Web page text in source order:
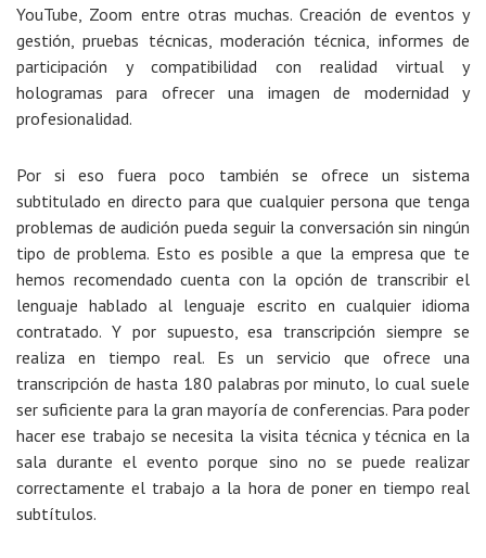
YouTube, Zoom entre otras muchas. Creación de eventos y
gestión, pruebas técnicas, moderación técnica, informes de
participación y compatibilidad con realidad virtual y
hologramas para ofrecer una imagen de modernidad y
profesionalidad.
Por si eso fuera poco también se ofrece un sistema
subtitulado en directo para que cualquier persona que tenga
problemas de audición pueda seguir la conversación sin ningún
tipo de problema. Esto es posible a que la empresa que te
hemos recomendado cuenta con la opción de transcribir el
lenguaje hablado al lenguaje escrito en cualquier idioma
contratado. Y por supuesto, esa transcripción siempre se
realiza en tiempo real. Es un servicio que ofrece una
transcripción de hasta 180 palabras por minuto, lo cual suele
ser suficiente para la gran mayoría de conferencias. Para poder
hacer ese trabajo se necesita la visita técnica y técnica en la
sala durante el evento porque sino no se puede realizar
correctamente el trabajo a la hora de poner en tiempo real
subtítulos.